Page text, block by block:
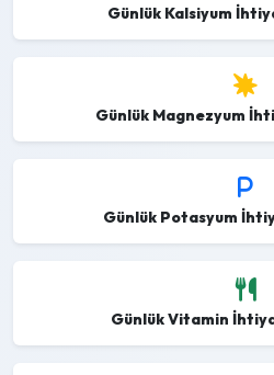
Günlük Kalsiyum
Günlük Magnezyum
Günlük Potasyum
Günlük Vitamin